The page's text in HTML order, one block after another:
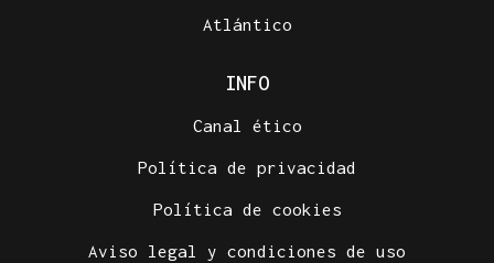
Atlántico
INFO
Canal ético
Política de privacidad
Política de cookies
Aviso legal y condiciones de uso